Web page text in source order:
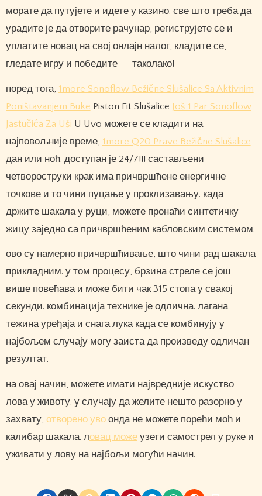
морате да путујете и идете у казино. све што треба да
урадите је да отворите рачунар, региструјете се и
уплатите новац на свој онлајн налог, кладите се,
гледате игру и победите—- таколако!
поред тога, 1more Sonoflow Bežične Slušalice Sa Aktivnim
Poništavanjem Buke Piston Fit Slušalice Još 1 Par Sonoflow
Jastučića Za Uši U Uvo можете се кладити на
најповољније време, 1more Q20 Prave Bežične Slušalice
дан или ноћ. доступан је 24/7!!! састављени
четвороструки крак има причвршћене енергичне
точкове и то чини пуцање у проклизавању. када
држите шакала у руци, можете пронаћи синтетичку
жицу заједно са причвршћеним кабловским системом.
ово су намерно причвршћивање, што чини рад шакала
прикладним. у том процесу, брзина стреле се још
више повећава и може бити чак 315 стопа у свакој
секунди. комбинација технике је одлична. лагана
тежина уређаја и снага лука када се комбинују у
најбољем случају могу заиста да произведу одличан
резултат.
на овај начин, можете имати највредније искуство
лова у животу. у случају да желите нешто разорно у
захвату, отворено увоонда не можете порећи моћ и
калибар шакала. ловац можеузети самострел у руке и
уживати у лову на најбољи могући начин.